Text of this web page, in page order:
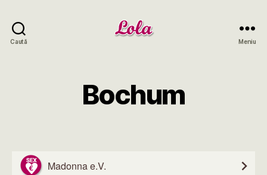
Caută Meniu
Bochum
Madonna e.V.